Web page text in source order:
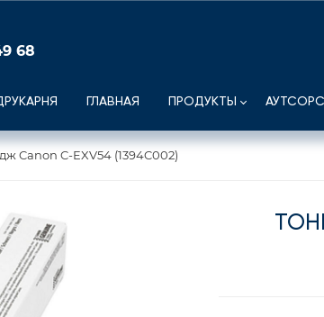
68
ГЛАВНАЯ ПРОДУКТЫ
Canon C-EXV54 (1394C002)